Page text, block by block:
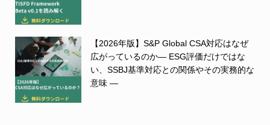
【2026年版】S&P Global CSA対応はなぜ
広がっているのか― ESG評価だけではな
い、SSBJ基準対応との関係やその実務的な
意味 ―